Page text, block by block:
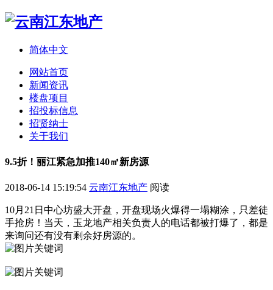
简体中文
网站首页
新闻资讯
楼盘项目
招投标信息
招贤纳士
关于我们
9.5折！丽江紧急加推140㎡新房源
2018-06-14 15:19:54 云南江东地产 阅读
10月21日中心坊盛大开盘，开盘现场火爆得一塌糊涂，只差徒
手抢房！当天，玉龙地产相关负责人的电话都被打爆了，都是
来询问还有没有剩余好房源的。